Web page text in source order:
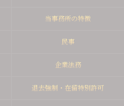
当事務所の特徴
民事
企業法務
退去強制・在留特別許可